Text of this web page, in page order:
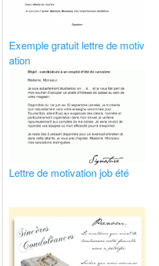
Exemple gratuit lettre de motiv
ation
Lettre de motivation job été